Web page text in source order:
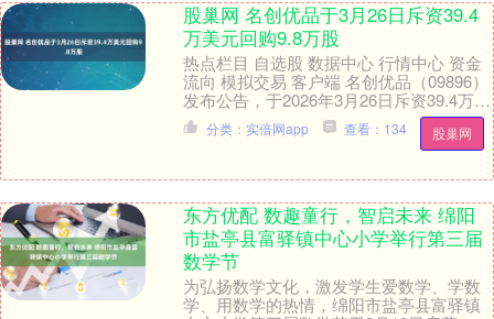
股巢网 名创优品于3月26日斥资39.4
万美元回购9.8万股
热点栏目 自选股 数据中心 行情中心 资金
流向 模拟交易 客户端 名创优品（09896）
发布公告，于2026年3月26日斥资39.4万美
元回购9.8万股。 海量....
股巢网
分类：实倍网app 查看：134
东方优配 数趣童行，智启未来 绵阳
市盐亭县富驿镇中心小学举行第三届
数学节
为弘扬数学文化，激发学生爱数学、学数
学、用数学的热情，绵阳市盐亭县富驿镇